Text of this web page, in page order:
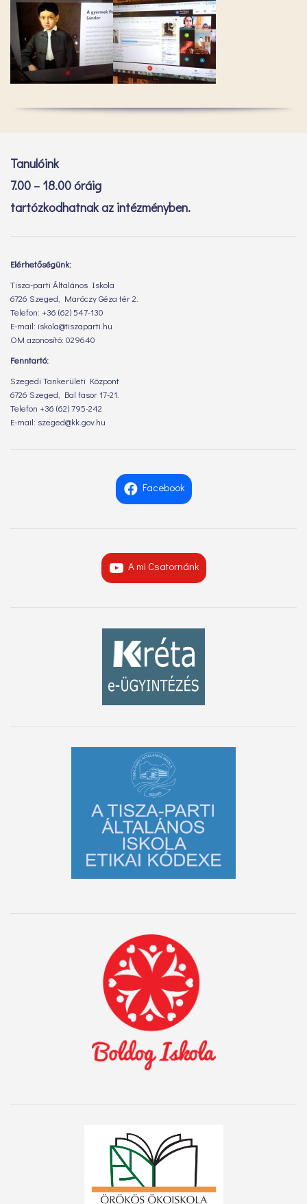
Tanulóink
7.00 – 18.00 óráig
tartózkodhatnak az intézményben.
Elérhetőségünk:
Tisza-parti Általános Iskola
6726 Szeged, Maróczy Géza tér 2.
Telefon: +36 (62) 547-130
E-mail: iskola@tiszaparti.hu
OM azonosító: 029640
Fenntartó:
Szegedi Tankerületi Központ
6726 Szeged, Bal fasor 17-21.
Telefon +36 (62) 795-242
E-mail: szeged@kk.gov.hu
Facebook
A mi Csatornánk